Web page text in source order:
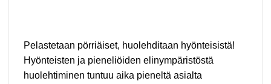
Pelastetaan pörriäiset, huolehditaan hyönteisistä!
Hyönteisten ja pieneliöiden elinympäristöstä
huolehtiminen tuntuu aika pieneltä asialta